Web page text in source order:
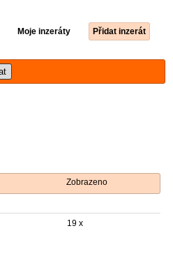
Moje inzeráty Přidat inzerát
Zobrazeno
19 x